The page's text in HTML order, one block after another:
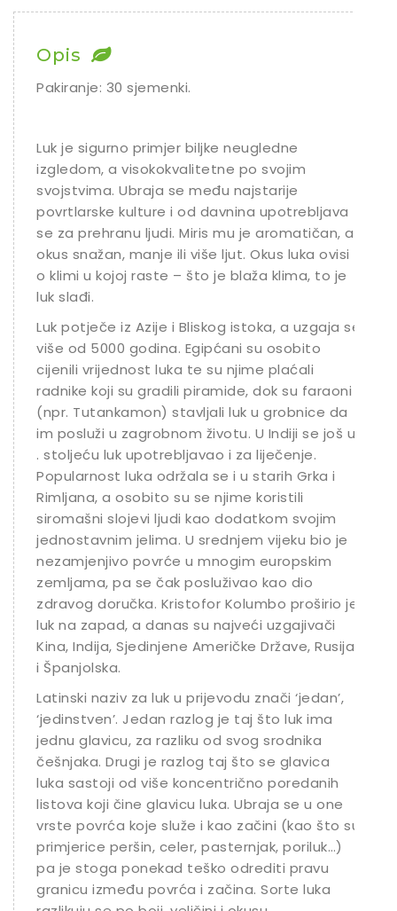
Opis
Pakiranje: 30 sjemenki.
Luk je sigurno primjer biljke neugledne
izgledom, a visokokvalitetne po svojim
svojstvima. Ubraja se među najstarije
povrtlarske kulture i od davnina upotrebljava
se za prehranu ljudi. Miris mu je aromatičan, a
okus snažan, manje ili više ljut. Okus luka ovisi
o klimi u kojoj raste – što je blaža klima, to je
luk slađi.
Luk potječe iz Azije i Bliskog istoka, a uzgaja se
više od 5000 godina. Egipćani su osobito
cijenili vrijednost luka te su njime plaćali
radnike koji su gradili piramide, dok su faraoni
(npr. Tutankamon) stavljali luk u grobnice da
im posluži u zagrobnom životu. U Indiji se još u
. stoljeću luk upotrebljavao i za liječenje.
Popularnost luka održala se i u starih Grka i
Rimljana, a osobito su se njime koristili
siromašni slojevi ljudi kao dodatkom svojim
jednostavnim jelima. U srednjem vijeku bio je
nezamjenjivo povrće u mnogim europskim
zemljama, pa se čak posluživao kao dio
zdravog doručka. Kristofor Kolumbo proširio je
luk na zapad, a danas su najveći uzgajivači
Kina, Indija, Sjedinjene Američke Države, Rusija
i Španjolska.
Latinski naziv za luk u prijevodu znači ‘jedan’,
‘jedinstven’. Jedan razlog je taj što luk ima
jednu glavicu, za razliku od svog srodnika
češnjaka. Drugi je razlog taj što se glavica
luka sastoji od više koncentrično poredanih
listova koji čine glavicu luka. Ubraja se u one
vrste povrća koje služe i kao začini (kao što su
primjerice peršin, celer, pasternjak, poriluk…)
pa je stoga ponekad teško odrediti pravu
granicu između povrća i začina. Sorte luka